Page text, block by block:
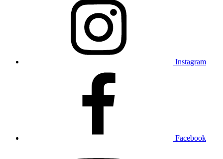
Instagram
Facebook